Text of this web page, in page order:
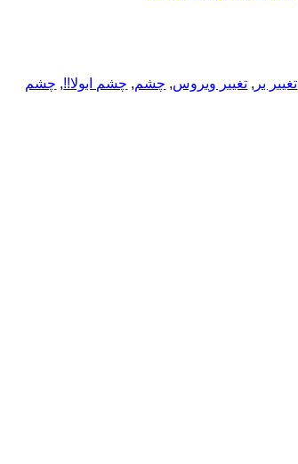
تغییر بر , تغییر ویروس, چشم, چشم ابولا!!, چشم